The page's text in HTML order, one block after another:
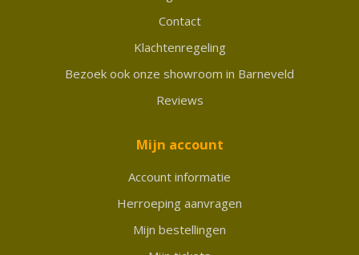
Contact
Klachtenregeling
Bezoek ook onze showroom in Barneveld
Reviews
Mijn account
Account informatie
Herroeping aanvragen
Mijn bestellingen